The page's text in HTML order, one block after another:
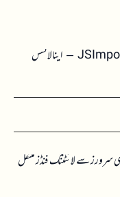
بٹ کوائن میں محتاط بحالی، بڑی تصویر اب بھی دفاعی JSImport – اینالائسس
سرورز سے لائٹننگ فنڈز منتقل